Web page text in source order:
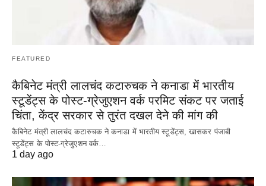
FEATURED
कैबिनेट मंत्री लालचंद कटारुचक ने कनाडा में भारतीय
स्टूडेंट्स के पोस्ट-ग्रेजुएशन वर्क परमिट संकट पर जताई
चिंता, केंद्र सरकार से तुरंत दखल देने की मांग की
कैबिनेट मंत्री लालचंद कटारुचक ने कनाडा में भारतीय स्टूडेंट्स, खासकर पंजाबी
स्टूडेंट्स के पोस्ट-ग्रेजुएशन वर्क…
1 day ago